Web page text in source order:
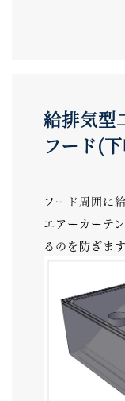
給排気型
フード(
フード周囲に
エアーカーテ
るのを防ぎます